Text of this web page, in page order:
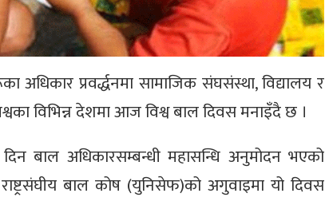
प्रवर्द्धनमा सामाजिक संघसंस्था, विद्यालय र
विभिन्न देशमा आज विश्व बाल दिवस मनाइँदै छ ।
बाल अधिकारसम्बन्धी महासन्धि अनुमोदन भएको
बाल कोष (युनिसेफ)को अगुवाइमा यो दिवस